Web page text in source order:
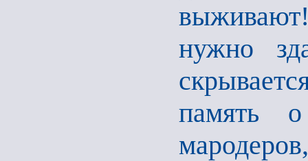
нужно
память